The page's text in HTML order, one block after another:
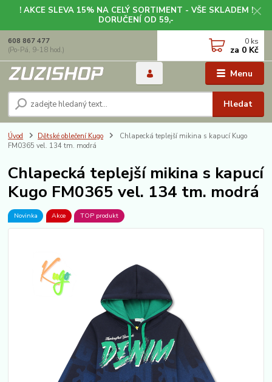
! AKCE SLEVA 15% NA CELÝ SORTIMENT - VŠE SKLADEM !
DORUČENÍ OD 59,-
Menu
Hledat
608 867 477
(Po-Pá, 9-18 hod.)
0 ks
za 0 Kč
Úvod Dětské oblečení Kugo
Chlapecká teplejší mikina s kapucí Kugo
FM0365 vel. 134 tm. modrá
Chlapecká teplejší mikina s kapucí
Kugo FM0365 vel. 134 tm. modrá
Novinka Akce TOP produkt